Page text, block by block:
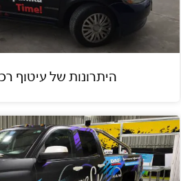
היתרונות של עיטוף